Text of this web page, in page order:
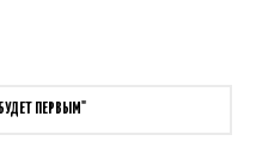
ПЕРВЫМ"